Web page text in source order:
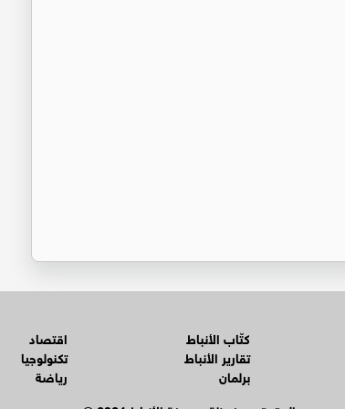
كتّاب الأنباط
تقارير الأنباط
برلمان
اقتصاد
تكنولوجيا
رياضة